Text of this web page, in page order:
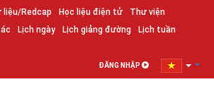
liệu/Redcap Học liệu điện tử
Thư viện
Lịch ngày Lịch giảng đường
Lịch tuần
ĐĂNG NHẬP